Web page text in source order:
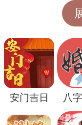
望在事业或者
这种梦境也许
自己的目标和理
安门吉日 八